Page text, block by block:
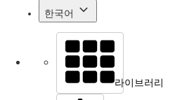
한국어
라이브러리